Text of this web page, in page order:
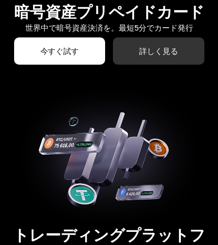
暗号資産プリペイドカード
世界中で暗号資産決済を。最短5分でカード発行
今すぐ試す 詳しく見る
トレーディングプラットフ